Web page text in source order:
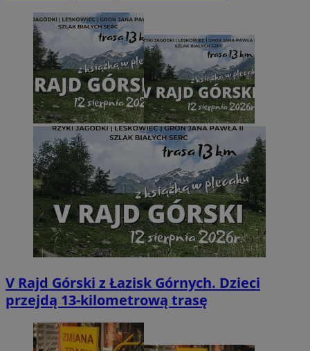
V Rajd Górski z Łazisk Górnych. Dzieci
przejdą 13-kilometrową trasę